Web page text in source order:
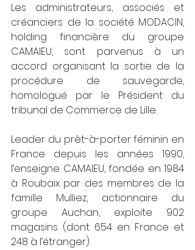
Les administrateurs, associés et
créanciers de la société MODACIN,
holding financière du groupe
CAMAIEU, sont parvenus à un
accord organisant la sortie de la
procédure de sauvegarde,
homologué par le Président du
tribunal de Commerce de Lille.
Leader du prêt-à-porter féminin en
France depuis les années 1990,
l’enseigne CAMAIEU, fondée en 1984
à Roubaix par des membres de la
famille Mulliez, actionnaire du
groupe Auchan, exploite 902
magasins (dont 654 en France et
248 à l’étranger).